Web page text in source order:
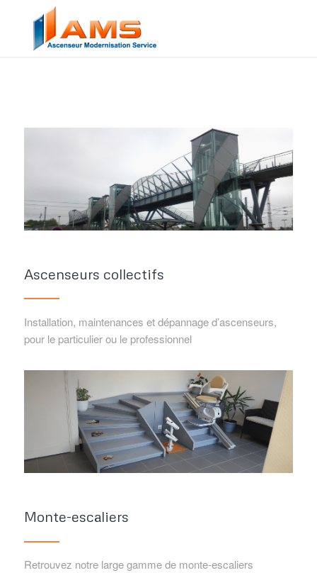
Ascenseurs collectifs
Installation, maintenances et dépannage d’ascenseurs,
pour le particulier ou le professionnel
Monte-escaliers
Retrouvez notre large gamme de monte-escaliers